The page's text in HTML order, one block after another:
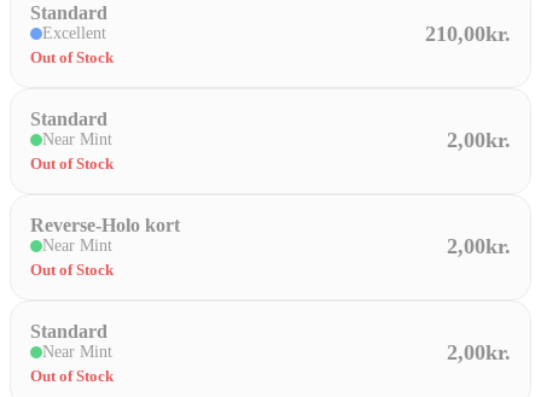
Standard
Excellent
Out of Stock
210,00kr.
Standard
Near Mint
Out of Stock
2,00kr.
Reverse-Holo kort
Near Mint
Out of Stock
2,00kr.
Standard
Near Mint
Out of Stock
2,00kr.